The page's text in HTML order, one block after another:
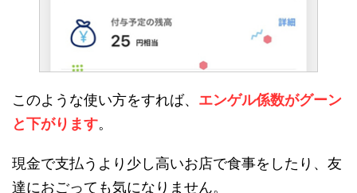
このような使い方をすれば、 エンゲル係数がグーン
と下がります。
現金で支払うより少し高いお店で食事をしたり、友
達におごっても気になりません。